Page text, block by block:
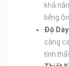
khả
tiếng
Độ Dày
càng
tính